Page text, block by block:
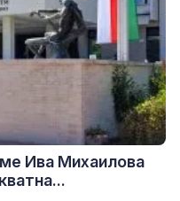
Ива Михаилова